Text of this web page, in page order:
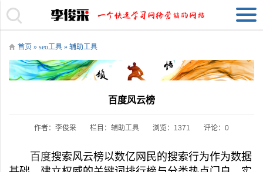
首页 » seo工具 » 辅助工具
百度风云榜
作者：李俊采 栏目： 辅助工具 浏览：1371 评论：0
百度搜索风云榜以数亿网民的搜索行为作为数据